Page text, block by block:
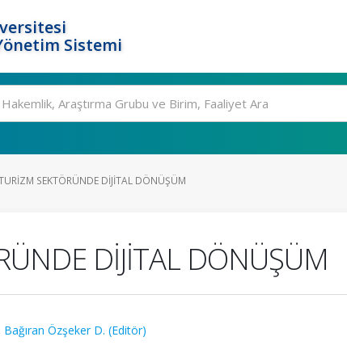
Sistemi
SEKTÖRÜNDE DİJİTAL DÖNÜŞÜM
DİJİTAL DÖNÜŞÜM
Bağıran Özşeker D. (Editör)